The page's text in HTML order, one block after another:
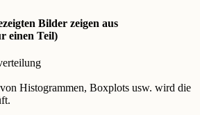
Bilder zeigen aus
einen Teil)
Histogrammen, Boxplots usw. wird die